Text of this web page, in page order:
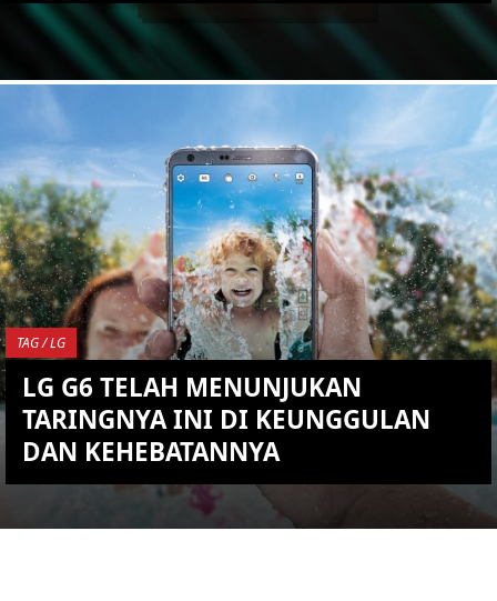
YOU ARE VIEWING MOST
RECENT POST
TAG / LG
LG G6 TELAH MENUNJUKAN
TARINGNYA INI DI KEUNGGULAN
DAN KEHEBATANNYA